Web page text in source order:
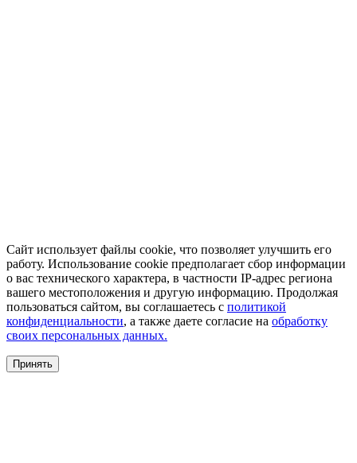
Сайт использует файлы cookie, что позволяет улучшить его
работу. Использование cookie предполагает сбор информации
о вас технического характера, в частности IP-адрес региона
вашего местоположения и другую информацию. Продолжая
пользоваться сайтом, вы соглашаетесь с политикой
конфиденциальности, а также даете согласие на обработку
своих персональных данных.
Принять